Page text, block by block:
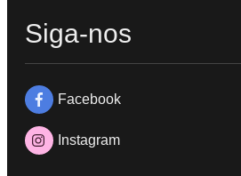
Siga-nos
Facebook
Instagram